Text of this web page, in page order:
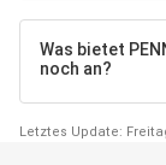
Was bietet
noch an?
Letztes Update: